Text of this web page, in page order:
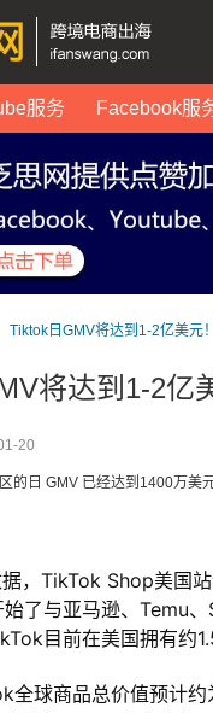
服务 Facebook服
Tiktok日GMV将达到1-2亿美元
将达到1-2亿
20
的日 GMV 已经达到1400万
，TikTok Shop美国
了与亚马逊、Temu
目前在美国拥有约
全球商品总价值预计